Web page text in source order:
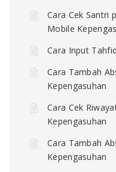
Cara Cek Santri
Mobile
Cara Input
Cara Tambah
Kepengasuhan
Cara Cek
Kepengasuhan
Cara Tambah
Kepengasuhan